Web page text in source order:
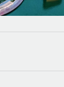
für dein
und
von Global-HR-